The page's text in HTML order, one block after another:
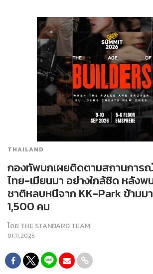
THAILAND
กองทัพบกเผยติดตามสถานการ
ไทย-เมียนมา อย่างใกล้ชิด หลังพ
ชาติหลบหนีจาก KK-Park ข้ามม
1,500 คน
โดย THE STANDARD TEAM
01.11.2025